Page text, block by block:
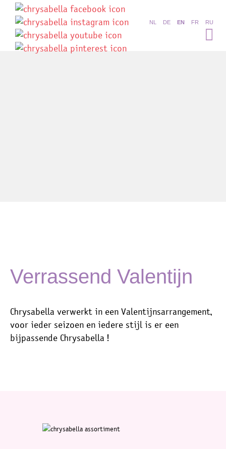
NL DE EN FR RU
Verrassend Valentijn
Chrysabella verwerkt in een Valentijnsarrangement,
voor ieder seizoen en iedere stijl is er een
bijpassende Chrysabella !